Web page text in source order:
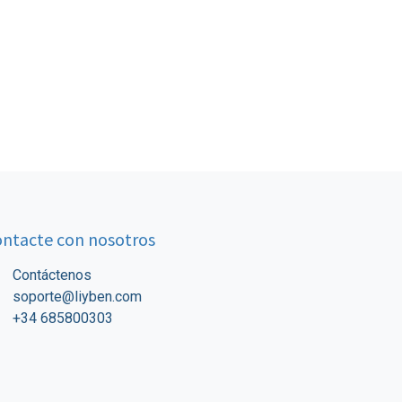
con nosotros
Contáctenos
soporte@liyben.com
+34 685800303